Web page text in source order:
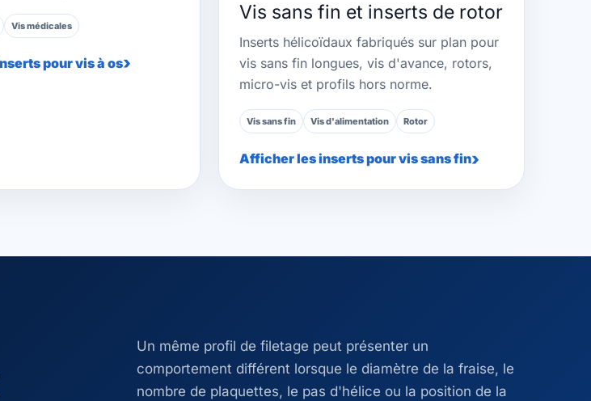
Vis médicales
pour vis à os
Vis sans fin et inserts de rotor
Inserts hélicoïdaux fabriqués sur plan pour
vis sans fin longues, vis d'avance, rotors,
micro-vis et profils hors norme.
Vis sans fin Vis d'alimentation Rotor
Afficher les inserts pour vis sans fin
Un même profil de filetage peut présenter un
comportement différent lorsque le diamètre de la fraise, le
nombre de plaquettes, le pas d'hélice ou la position de la